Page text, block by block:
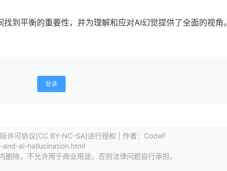
到平衡的重要性，并为理解和应对AI幻觉提供了全面的视角。
登录
许可协议[CC BY-NC-SA]进行授权 | 作者：CodeF
ai-hallucination.html
除，不允许用于商业用途，否则法律问题自行承担。